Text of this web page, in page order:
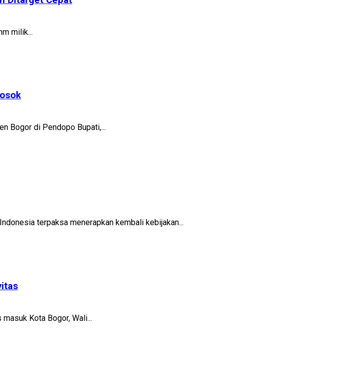
milik...
Bogor di Pendopo Bupati,...
terpaksa menerapkan kembali kebijakan...
Kota Bogor, Wali...